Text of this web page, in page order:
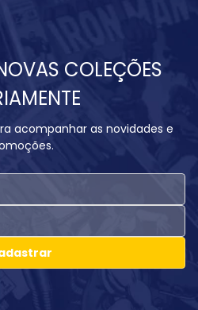
COLEÇÕES
acompanhar as novidades e